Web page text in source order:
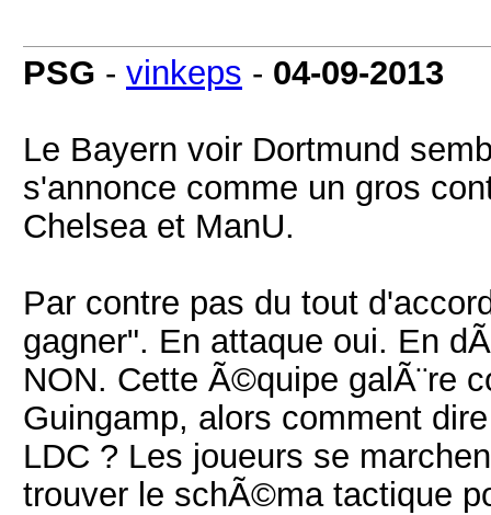
PSG - vinkeps - 04-09-2013
Le Bayern voir Dortmund
s'annonce comme un gros
Chelsea et ManU.
Par contre pas du tout
gagner". En attaque oui. En
NON. Cette Ã©quipe galÃ¨re
Guingamp, alors comment
LDC ? Les joueurs se
trouver le schÃ©ma tactique